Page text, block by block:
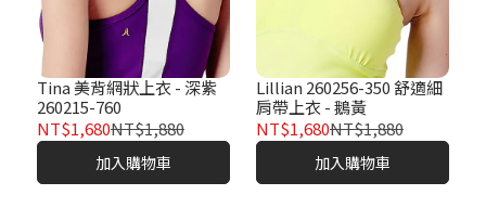
Tina 美背網狀上衣 - 深紫
260215-760
NT$1,680NT$1,880
加入購物車
Lillian 260256-350 舒適細
肩帶上衣 - 鵝黃
NT$1,680NT$1,880
加入購物車